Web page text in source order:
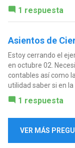
1 respuesta
Asientos de
Estoy cerrando el
en octubre 02.
contables así como
utilidad saber si en la
1 respuesta
VER MÁS